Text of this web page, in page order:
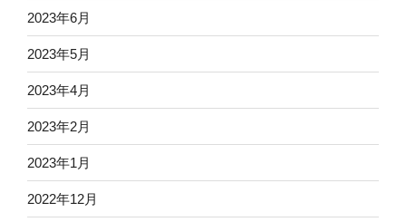
2023年6月
2023年5月
2023年4月
2023年2月
2023年1月
2022年12月